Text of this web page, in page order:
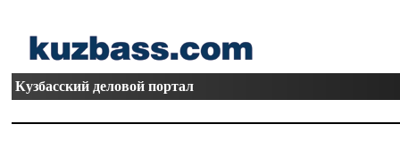
Кузбасский деловой портал